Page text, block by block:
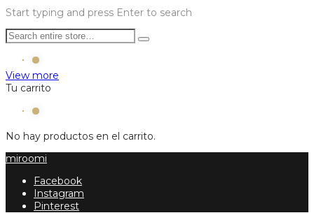
Start typing and press Enter to search
View more
Tu carrito
No hay productos en el carrito.
miroomi
Facebook
Instagram
Pinterest